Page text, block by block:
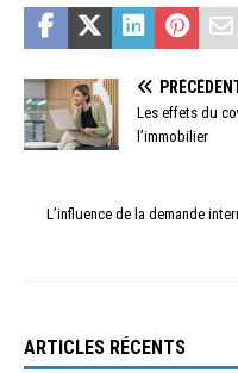
Les effets du
l’immobilier
L’influence de la demande
ARTICLES RÉCENTS